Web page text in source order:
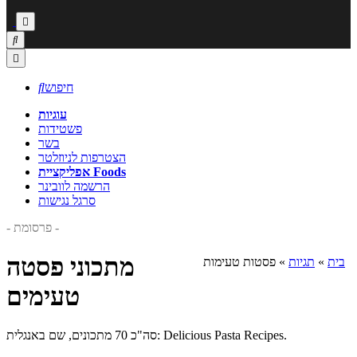



חיפוש
עוגיות
פשטידות
בשר
הצטרפות לניוזלטר
אפליקציית Foods
הרשמה לוובינר
סרגל נגישות
- פרסומת -
בית » תגיות » פסטות טעימות
מתכוני פסטה
טעימים
סה"כ 70 מתכונים, שם באנגלית: Delicious Pasta Recipes.